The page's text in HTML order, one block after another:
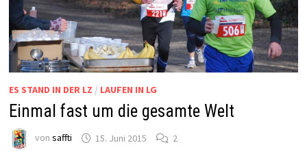
ES STAND IN DER LZ / LAUFEN IN LG
Einmal fast um die gesamte Welt
von saffti 15. Juni 2015 2